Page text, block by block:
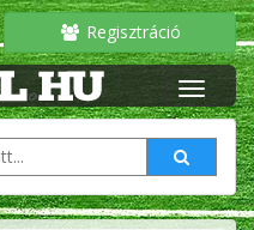
Regisztráció